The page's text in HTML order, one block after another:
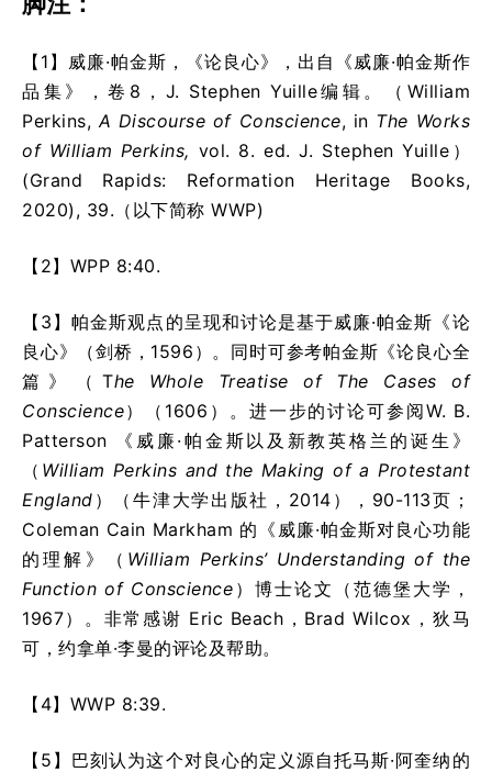
【1】威廉·帕金斯，《论良心》，出自《威廉·帕金斯作
品集》，卷8， J. Stephen Yuille编辑。（ William
Perkins, A Discourse of Conscience, in The Works
of William Perkins, vol. 8. ed. J. Stephen Yuille ）
(Grand Rapids: Reformation Heritage Books,
2020), 39.（以下简称 WWP)
【2】 WPP 8:40.
【3】帕金斯观点的呈现和讨论是基于威廉·帕金斯《论
良心》（剑桥，1596）。同时可参考帕金斯《论良心全
篇》（ The Whole Treatise of The Cases of
Conscience）（1606）。进一步的讨论可参阅W. B.
Patterson 《威廉·帕金斯以及新教英格兰的诞生》
（ William Perkins and the Making of a Protestant
England ）（牛津大学出版社，2014），90-113页；
Coleman Cain Markham 的 《威廉·帕金斯对良心功能
的理解》（ William Perkins’ Understanding of the
Function of Conscience ）博士论文（范德堡大学，
1967）。非常感谢 Eric Beach，Brad Wilcox ，狄马
可，约拿单·李曼的评论及帮助。
【4】 WWP 8:39.
【5】巴刻认为这个对良心的定义源自托马斯·阿奎纳的